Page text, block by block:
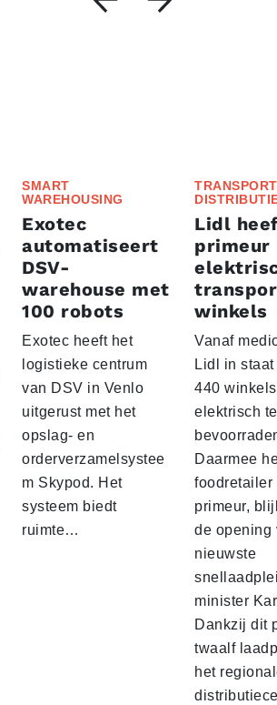
SMART
WAREHOUSING
Exotec
automatiseert
DSV-
warehouse met
100 robots
Exotec heeft het
logistieke centrum
van DSV in Venlo
uitgerust met het
opslag- en
orderverzamelsystee
m Skypod. Het
systeem biedt
ruimte…
Lidl
primeur
winkels
Vanaf
Lidl in
440 winkels
elektrisch te
Daarmee
foodretailer
primeur,
de opening
nieuwste
minister
Dankzij dit
twaalf
het